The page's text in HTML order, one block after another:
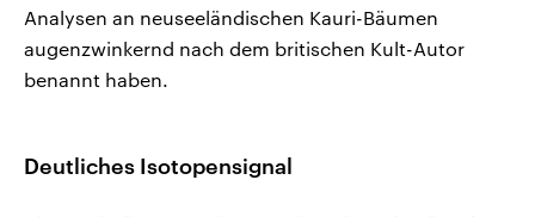
Analysen an neuseeländischen Kauri-Bäumen
augenzwinkernd nach dem britischen Kult-Autor
benannt haben.
Deutliches Isotopensignal